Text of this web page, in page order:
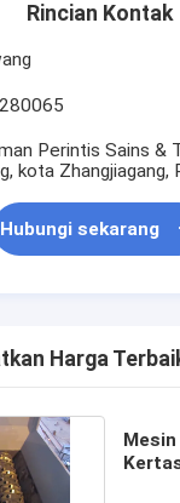
Rincian Kontak
Perintis Sains &
kota Zhangjiagang,
Hubungi sekarang
Harga